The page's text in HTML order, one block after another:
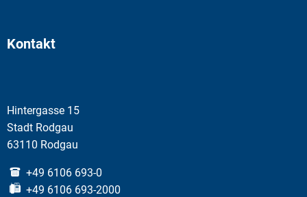
Kontakt
Hintergasse 15
Stadt Rodgau
63110 Rodgau
+49 6106 693-0
+49 6106 693-2000